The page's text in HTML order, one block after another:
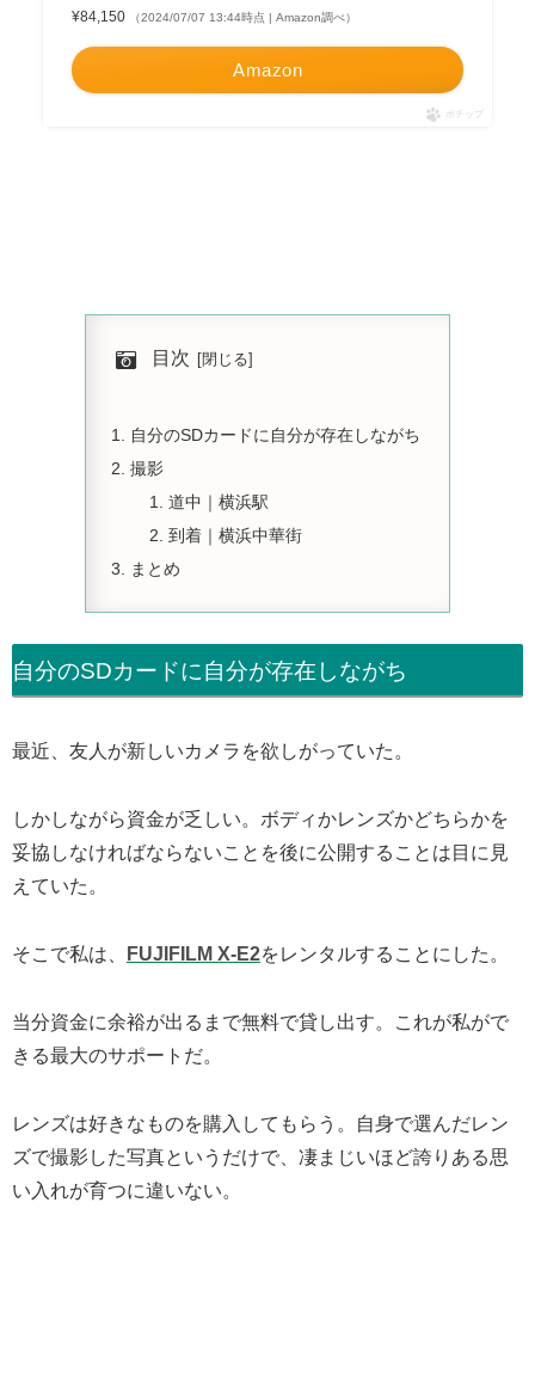
¥84,150 （2024/07/07 13:44時点 | Amazon調べ）
Amazon
ポチップ
目次
自分のSDカードに自分が存在しながち
撮影
道中｜横浜駅
到着｜横浜中華街
まとめ
自分のSDカードに自分が存在しながち
最近、友人が新しいカメラを欲しがっていた。
しかしながら資金が乏しい。ボディかレンズかどちらかを
妥協しなければならないことを後に公開することは目に見
えていた。
そこで私は、 FUJIFILM X-E2をレンタルすることにした。
当分資金に余裕が出るまで無料で貸し出す。これが私がで
きる最大のサポートだ。
レンズは好きなものを購入してもらう。自身で選んだレン
ズで撮影した写真というだけで、凄まじいほど誇りある思
い入れが育つに違いない。